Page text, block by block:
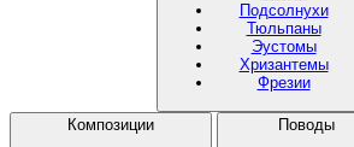
Подсолнухи
Тюльпаны
Эустомы
Хризантемы
Фрезии
Композиции
Поводы